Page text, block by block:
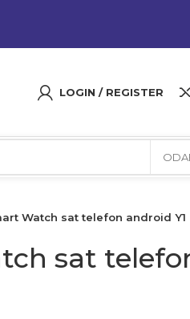
LOGIN / REGISTER
Watch sat telefon android Y1
sat